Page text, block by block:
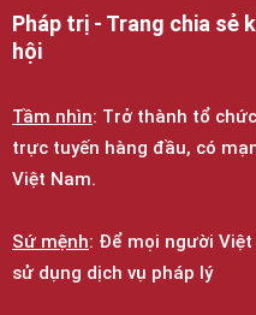
Pháp trị - Trang chia sẻ
hội
Tầm nhìn: Trở thành tổ
trực tuyến hàng đầu, có
Việt Nam.
Sứ mệnh: Để mọi người
sử dụng dịch vụ pháp lý